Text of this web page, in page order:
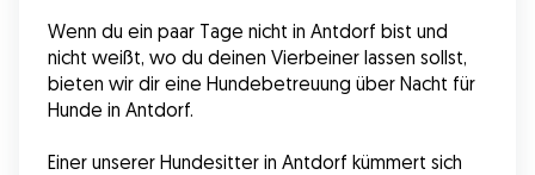
Wenn du ein paar Tage nicht in Antdorf bist und
nicht weißt, wo du deinen Vierbeiner lassen sollst,
bieten wir dir eine Hundebetreuung über Nacht für
Hunde in Antdorf.
Einer unserer Hundesitter in Antdorf kümmert sich